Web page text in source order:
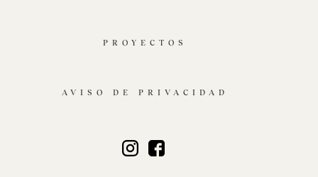
PROYECTOS
AVISO DE PRIVACIDAD